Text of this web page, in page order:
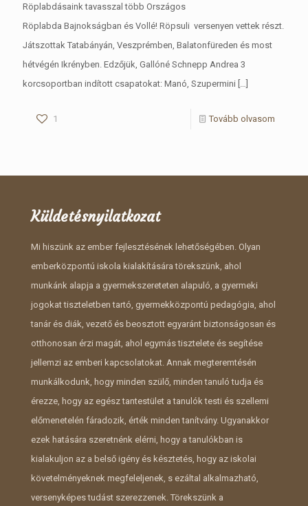
Röplabdásaink tavasszal több Országos
Röplabda Bajnokságban és Vollé! Röpsuli versenyen vettek részt.
Játszottak Tatabányán, Veszprémben, Balatonfüreden és most
hétvégén Ikrényben. Edzőjük, Gallóné Schnepp Andrea 3
korcsoportban indított csapatokat: Manó, Szupermini
1 Tovább olvasom
Küldetésnyilatkozat
Mi hiszünk az ember fejlesztésének lehetőségében. Olyan
emberközpontú iskola kialakítására törekszünk, ahol
munkánk alapja a gyermekszereteten alapuló, a gyermeki
jogokat tiszteletben tartó, gyermekközpontú pedagógia, ahol
tanár és diák, vezető és beosztott egyaránt biztonságosan és
otthonosan érzi magát, ahol egymás tisztelete és segítése
jellemzi az emberi kapcsolatokat. Annak megteremtésén
munkálkodunk, hogy minden szülő, minden tanuló tudja és
érezze, hogy az egész tantestület a tanulók testi és szellemi
előmenetelén fáradozik, érték minden tanítvány. Ugyanakkor
ezek hatására szeretnénk elérni, hogy a tanulókban is
kialakuljon az a belső igény és késztetés, hogy az iskolai
követelményeknek megfeleljenek, s ezáltal alkalmazható,
versenyképes tudást szerezzenek. Törekszünk a